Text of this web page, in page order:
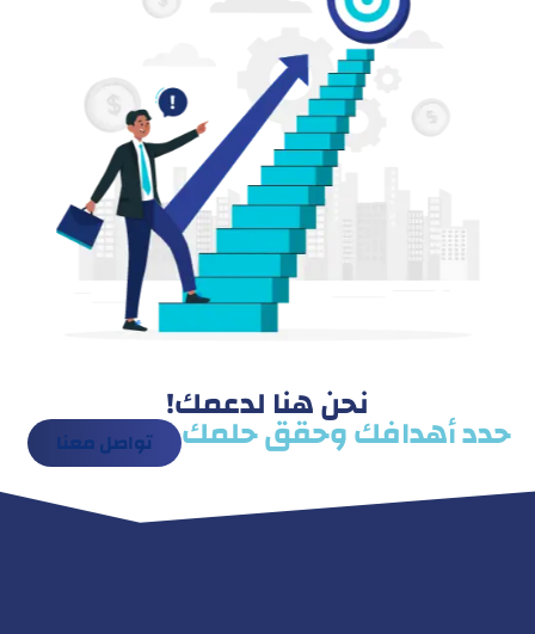
نحن هنا لدعمك!
حدد أهدافك وحقق حلمك تواصل معنا